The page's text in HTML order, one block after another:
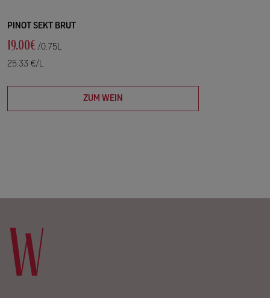
PINOT SEKT BRUT
19.00€ /0.75L
25.33 €/L
ZUM WEIN